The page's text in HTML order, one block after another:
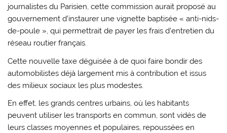
journalistes du Parisien, cette commission aurait proposé au
gouvernement d’instaurer une vignette baptisée « anti-nids-
de-poule », qui permettrait de payer les frais d’entretien du
réseau routier français.
Cette nouvelle taxe déguisée à de quoi faire bondir des
automobilistes déjà largement mis à contribution et issus
des milieux sociaux les plus modestes.
En effet, les grands centres urbains, où les habitants
peuvent utiliser les transports en commun, sont vidés de
leurs classes moyennes et populaires, repoussées en